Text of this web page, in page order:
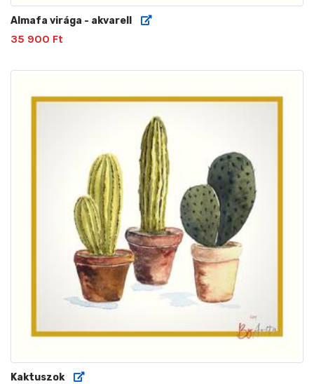
Almafa virága - akvarell
35 900 Ft
Kaktuszok